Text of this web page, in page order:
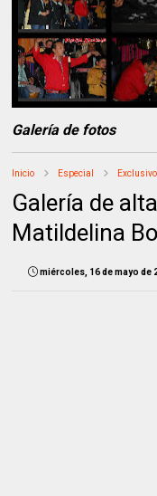
Galería de fotos
Inicio Especial Exclusivo
Galería de
Matildelina
miércoles, 16 de mayo de